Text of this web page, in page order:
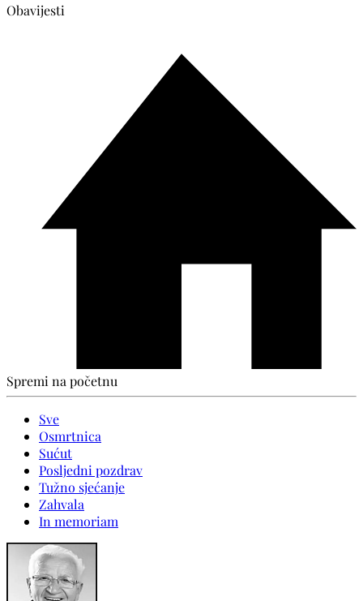
Obavijesti
Spremi na početnu
Sve
Osmrtnica
Sućut
Posljedni pozdrav
Tužno sjećanje
Zahvala
In memoriam